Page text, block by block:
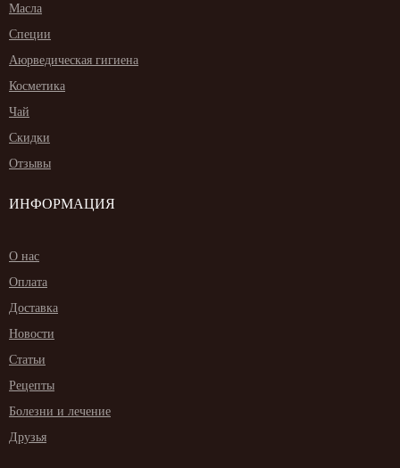
Масла
Специи
Аюрведическая гигиена
Косметика
Чай
Скидки
Отзывы
ИНФОРМАЦИЯ
О нас
Оплата
Доставка
Новости
Статьи
Рецепты
Болезни и лечение
Друзья